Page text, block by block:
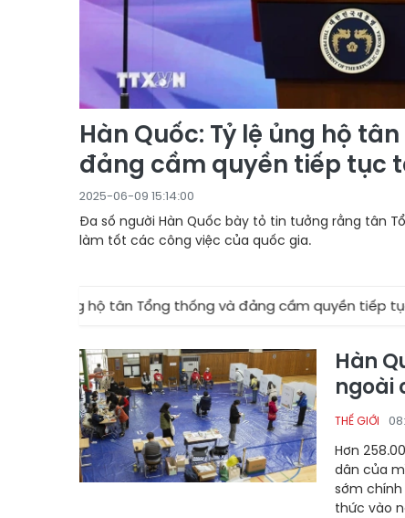
Hàn Quốc: Tỷ lệ ủng hộ
đảng cầm quyền tiếp tục
2025-06-09 15:14:00
Đa số người Hàn Quốc bày tỏ tin tưởng rằng tân
làm tốt các công việc của quốc gia.
Tỷ lệ ủng hộ tân Tổng thống và đảng cầm quyền tiếp tục
Hàn
ngoài
THẾ GIỚI
Hơn
dân của
sớm
thức vào